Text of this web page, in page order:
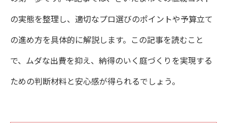
の実態を整理し、適切なプロ選びのポイントや予算立て
の進め方を具体的に解説します。この記事を読むこと
で、ムダな出費を抑え、納得のいく庭づくりを実現する
ための判断材料と安心感が得られるでしょう。